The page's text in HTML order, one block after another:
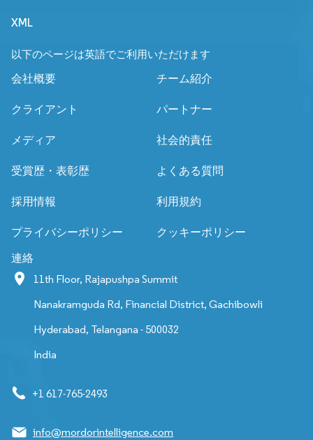
XML
以下のページは英語でご利用いただけます
会社概要 チーム紹介
クライアント パートナー
メディア 社会的責任
受賞歴・表彰歴 よくある質問
採用情報 利用規約
プライバシーポリシー クッキーポリシー
連絡
11th Floor, Rajapushpa Summit
Nanakramguda Rd, Financial District, Gachibowli
Hyderabad, Telangana - 500032
India
+1 617-765-2493
info@mordorintelligence.com